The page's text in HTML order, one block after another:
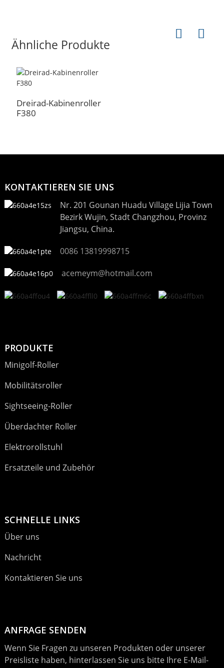
Ähnliche Produkte
Dreirad-Kabinenroller
F380
KONTAKTIEREN SIE UNS
Nr. 201 Gounan Huadu Village Lijia Town
Bezirk Wujin, Stadt Changzhou, Provinz
Jiangsu, China.
0086 13819998715
acemeym@hotmail.com
PRODUKTE
Minigolf-Roller
Mobilitätsroller
Sightseeing-Roller
Überdachter Roller
Elektrorollstuhl
Ersatzteile und Zubehör
SCHNELLE LINKS
Über uns
Nachricht
Kontaktieren Sie uns
ANFRAGE SENDEN
Wenn Sie Fragen zu unseren Produkten oder unserer
Preisliste haben, hinterlassen Sie uns bitte Ihre E-Mail-